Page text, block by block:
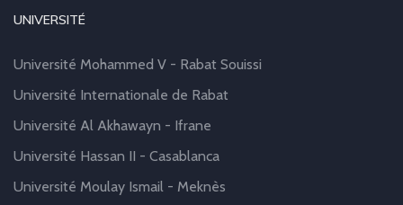
UNIVERSITÉ
Université Mohammed V - Rabat Souissi
Université Internationale de Rabat
Université Al Akhawayn - Ifrane
Université Hassan II - Casablanca
Université Moulay Ismail - Meknès